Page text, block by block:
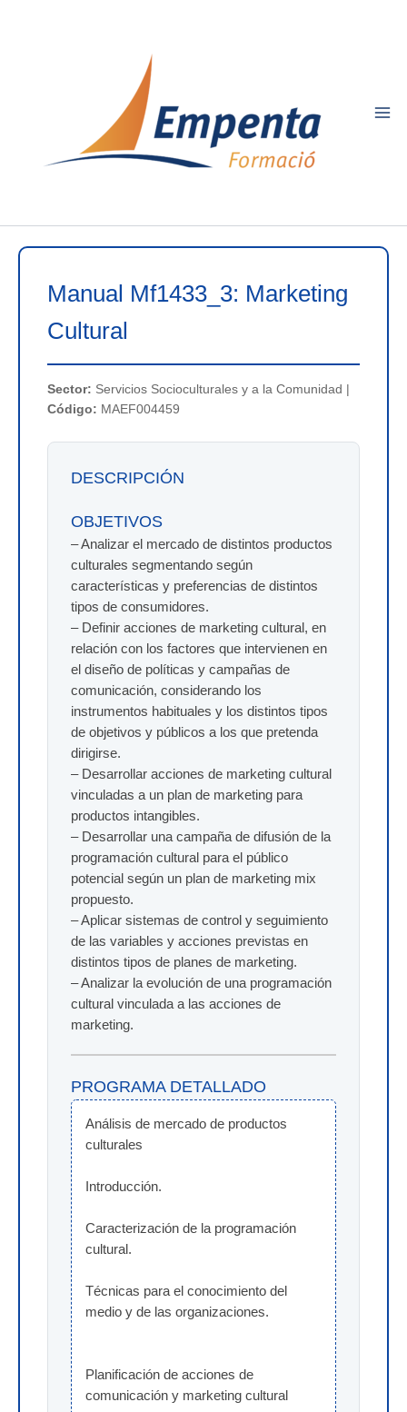
Manual Mf1433_3: Marketing
Cultural
Sector: Servicios Socioculturales y a la Comunidad |
Código: MAEF004459
DESCRIPCIÓN
OBJETIVOS
– Analizar el mercado de distintos productos
culturales segmentando según
características y preferencias de distintos
tipos de consumidores.
– Definir acciones de marketing cultural, en
relación con los factores que intervienen en
el diseño de políticas y campañas de
comunicación, considerando los
instrumentos habituales y los distintos tipos
de objetivos y públicos a los que pretenda
dirigirse.
– Desarrollar acciones de marketing cultural
vinculadas a un plan de marketing para
productos intangibles.
– Desarrollar una campaña de difusión de la
programación cultural para el público
potencial según un plan de marketing mix
propuesto.
– Aplicar sistemas de control y seguimiento
de las variables y acciones previstas en
distintos tipos de planes de marketing.
– Analizar la evolución de una programación
cultural vinculada a las acciones de
marketing.
PROGRAMA DETALLADO
Análisis de mercado de productos
culturales
Introducción.
Caracterización de la programación
cultural.
Técnicas para el conocimiento del
medio y de las organizaciones.
Planificación de acciones de
comunicación y marketing cultural